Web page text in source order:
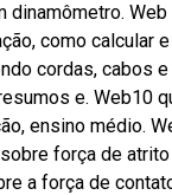
dinamômetro.
como calcular
cordas, cabos
e. Web10
ensino médio.
força de
a força de